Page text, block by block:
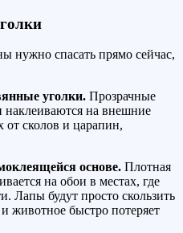
нужно спасать прямо сейчас,
уголки. Прозрачные
наклеиваются на внешние
сколов и царапин,
основе. Плотная
на обои в местах, где
Лапы будут просто скользить
животное быстро потеряет